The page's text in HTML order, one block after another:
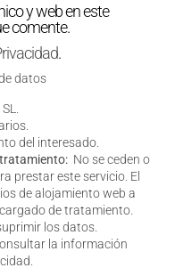
y web en este
comente.
.
datos
del interesado.
No se ceden o
prestar este servicio. El
de alojamiento web a
de tratamiento.
los datos.
la información